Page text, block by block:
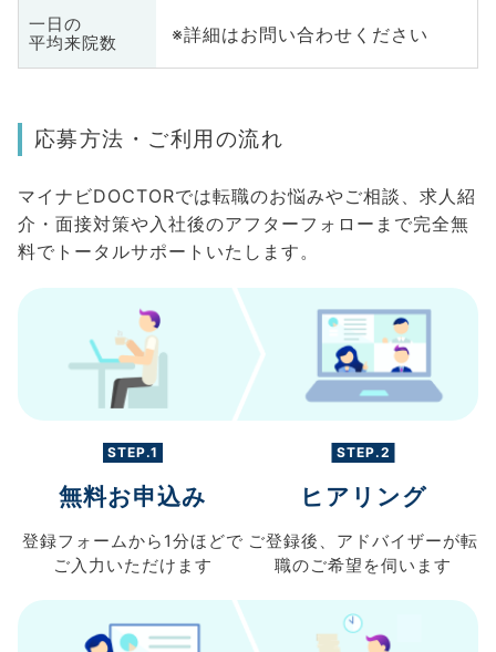
一日の
平均来院数
※詳細はお問い合わせください
応募方法・ご利用の流れ
マイナビDOCTORでは転職のお悩みやご相談、求人紹
介・面接対策や入社後のアフターフォローまで完全無
料でトータルサポートいたします。
STEP.1
無料お申込み
登録フォームから 1分ほどで
ご入力 いただけます
STEP.2
ヒアリング
ご登録後、 アドバイザーが転
職のご希望を伺います